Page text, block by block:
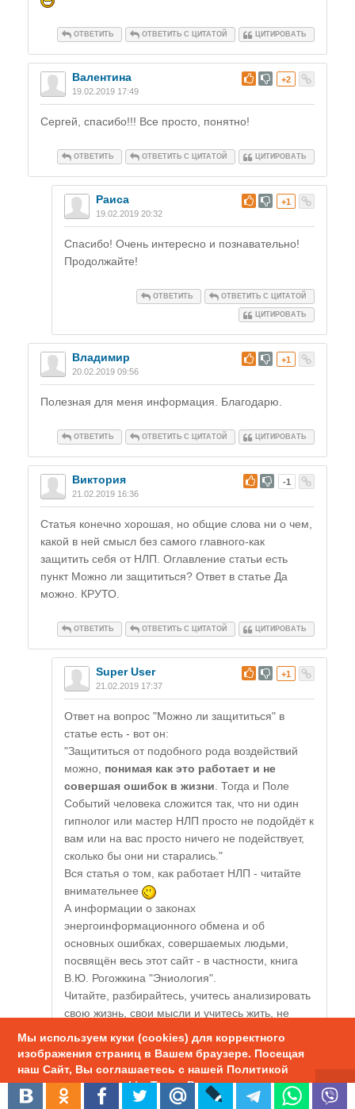
ОТВЕТИТЬ ОТВЕТИТЬ С ЦИТАТОЙ ЦИТИРОВАТЬ
# +2
Валентина
19.02.2019 17:49
Сергей, спасибо!!! Все просто, понятно!
ОТВЕТИТЬ ОТВЕТИТЬ С ЦИТАТОЙ ЦИТИРОВАТЬ
# +1
Раиса
19.02.2019 20:32
Спасибо! Очень интересно и познавательно!
Продолжайте!
ОТВЕТИТЬ ОТВЕТИТЬ С ЦИТАТОЙ
ЦИТИРОВАТЬ
# +1
Владимир
20.02.2019 09:56
Полезная для меня информация. Благодарю.
ОТВЕТИТЬ ОТВЕТИТЬ С ЦИТАТОЙ ЦИТИРОВАТЬ
# -1
Виктория
21.02.2019 16:36
Статья конечно хорошая, но общие слова ни о чем,
какой в ней смысл без самого главного-как
защитить себя от НЛП. Оглавление статьи есть
пункт Можно ли защититься? Ответ в статье Да
можно. КРУТО.
ОТВЕТИТЬ ОТВЕТИТЬ С ЦИТАТОЙ ЦИТИРОВАТЬ
# +1
Super User
21.02.2019 17:37
Ответ на вопрос "Можно ли защититься" в
статье есть - вот он:
"Защититься от подобного рода воздействий
можно, понимая как это работает и не
совершая ошибок в жизни. Тогда и Поле
Событий человека сложится так, что ни один
гипнолог или мастер НЛП просто не подойдёт к
вам или на вас просто ничего не подействует,
сколько бы они ни старались."
Вся статья о том, как работает НЛП - читайте
внимательнее
А информации о законах
энергоинформационного обмена и об
основных ошибках, совершаемых людьми,
посвящён весь этот сайт - в частности, книга
В.Ю. Рогожкина "Эниология".
Читайте, разбирайтесь, учитесь анализировать
свою жизнь, свои мысли и учитесь жить, не
совершая ошибки. Инструкций - делай раз,
делай два... - на сайте нет, ведь эниология
В.Ю. Рогожкина (как и весь этот сайт, и, в том
числе, данная статья) только для тех, кто еще
не разучился думать самостоятельно)
Мы используем куки (cookies) для корректного
изображения страниц в Вашем браузере. Посещая
наш Сайт, Вы соглашаетесь с нашей Политикой
использования cookie. Также Вы можете
настроить использование куки в браузере.